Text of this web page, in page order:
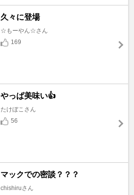
久々に登場
☆もーやん☆さん
169
やっぱ美味い👍
たけぼこさん
56
マックでの密談？？？
chishiruさん